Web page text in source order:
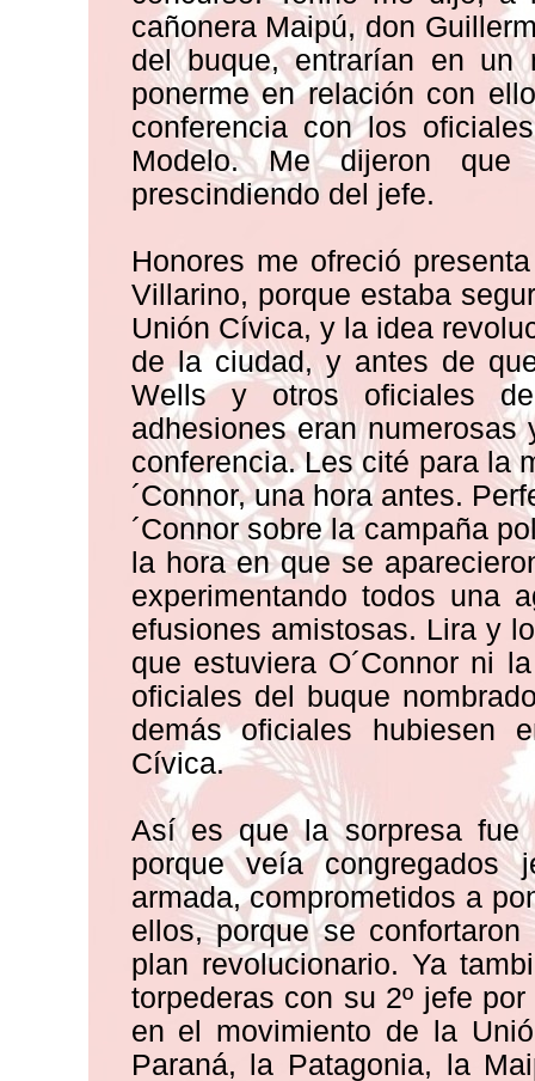
cañonera Maipú, don
del buque, entrarían en un
ponerme en relación con
conferencia con los
Modelo. Me dijeron
prescindiendo del jefe.
Honores me ofreció
Villarino, porque estaba
Unión Cívica, y la idea
de la ciudad, y antes de
Wells y otros oficiales
adhesiones eran
conferencia. Les cité para la
´Connor, una hora antes.
´Connor sobre la campaña
la hora en que se
experimentando todos una
efusiones amistosas. Lira y
que estuviera O´Connor ni
oficiales del buque
demás oficiales hubiesen
Cívica.
Así es que la sorpresa fue
porque veía
armada, comprometidos a
ellos, porque se
plan revolucionario. Ya
torpederas con su 2º jefe
en el movimiento de la
Paraná, la Patagonia, la